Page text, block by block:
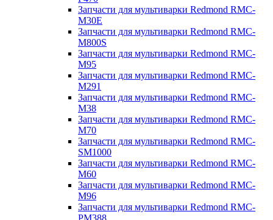
Запчасти для мультиварки Redmond RMC-
M30E
Запчасти для мультиварки Redmond RMC-
M800S
Запчасти для мультиварки Redmond RMC-
M95
Запчасти для мультиварки Redmond RMC-
M291
Запчасти для мультиварки Redmond RMC-
M38
Запчасти для мультиварки Redmond RMC-
M70
Запчасти для мультиварки Redmond RMC-
SM1000
Запчасти для мультиварки Redmond RMC-
M60
Запчасти для мультиварки Redmond RMC-
M96
Запчасти для мультиварки Redmond RMC-
PM388